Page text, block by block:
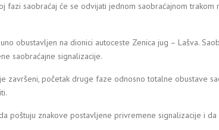
fazi saobraćaj će se odvijati jednom saobraćajnom
obustavljen na dionici autoceste Zenica jug – Lašva.
saobraćajne signalizacije.
završeni, početak druge faze odnosno totalne obustave
poštuju znakove postavljene privremene signalizacije i